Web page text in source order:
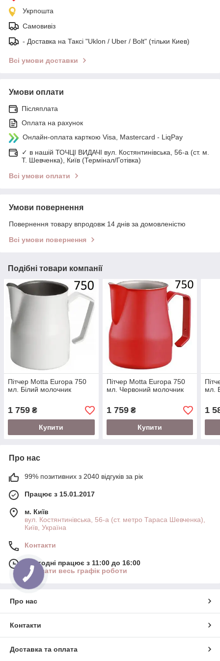
Укрпошта
Самовивіз
- Доставка на Таксі "Uklon / Uber / Bolt" (тільки Киев)
Всі умови доставки
Умови оплати
Післяплата
Оплата на рахунок
Онлайн-оплата карткою Visa, Mastercard - LiqPay
✓ в нашій ТОЧЦІ ВИДАЧІ вул. Костянтинівська, 56-а (ст. м.
Т. Шевченка), Київ (Термінал/Готівка)
Всі умови оплати
Умови повернення
Повернення товару впродовж 14 днів за домовленістю
Всі умови повернення
Подібні товари компанії
Пітчер Motta Europa 750
мл. Білий молочник
1 759 ₴
Купити
Пітчер Motta Europa 750
мл. Червоний молочник
1 759₴
Купити
мл.
1
Про нас
99% позитивних з 2040 відгуків за рік
Працює з 15.01.2017
м. Київ
вул. Костянтинівська, 56-а (ст. метро Тараса Шевченка),
Київ, Україна
Контакти
Сьогодні працює з 11:00 до 16:00
Показати весь графік роботи
Про нас
Контакти
Доставка та оплата